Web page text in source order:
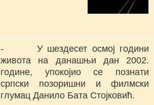
- У шездесет осмој години
живота на данашњи дан 2002.
године, упокојио се познати
српски позоришни и филмски
глумац Данило Бата Стојковић.